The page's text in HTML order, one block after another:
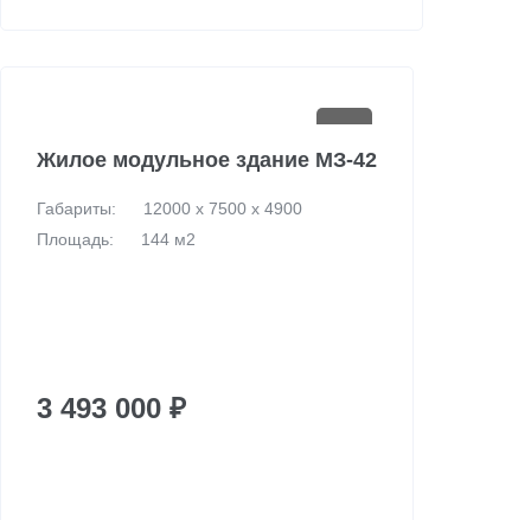
Жилое модульное здание МЗ-42
Габариты:
12000 х 7500 х 4900
Площадь:
144 м2
3 493 000 ₽